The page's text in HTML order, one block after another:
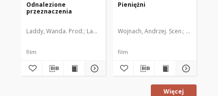
Odnalezione
przeznaczenia
Laddy, Wanda. Prod. Laddy, Wanda. Reż. Ogrodziński, Wojciech.
film
Pieniężni
Wojnach, Andrzej. Scen. Wojnach,
film
Więcej